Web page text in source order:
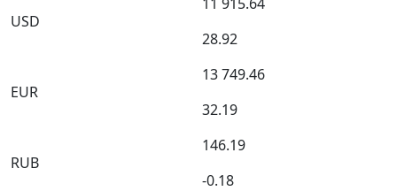
USD
28.92
EUR
13 749.46
32.19
RUB
146.19
-0.18